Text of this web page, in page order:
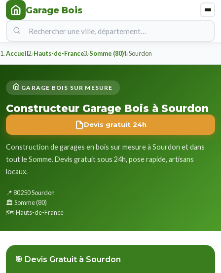
Garage Bois
Accueil Hauts-de-France Somme (80) Sourdon
GARAGE BOIS SUR MESURE
Constructeur Garage Bois à Sourdon
Devis gratuit 24h
Construction de garages en bois sur mesure à Sourdon et dans
tout le Somme. Devis gratuit sous 24h, pose rapide, artisans
locaux.
📍 80250 Sourdon
🏛️ Somme (80)
🗺️ Hauts-de-France
🎯 Devis Gratuit à Sourdon